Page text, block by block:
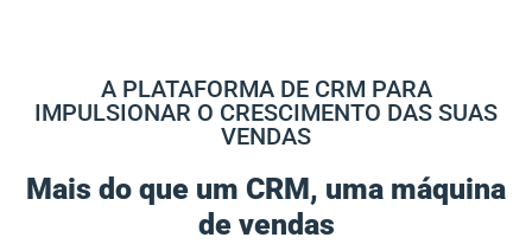
A PLATAFORMA DE CRM PARA
IMPULSIONAR O CRESCIMENTO DAS SUAS
VENDAS
Mais do que um CRM, uma máquina
de vendas